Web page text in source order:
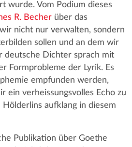
wurde. Vom Podium dieses
R. Becher über das
wir nicht nur verwalten, sondern
sollen und an dem wir
deutsche Dichter sprach mit
Formprobleme der Lyrik. Es
empfunden werden,
ein verheissungsvolles Echo zu
Hölderlins aufklang in diesem
Publikation über Goethe